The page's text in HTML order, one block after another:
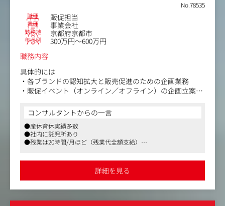
No.78535
職種 販促担当
業種 事業会社
勤務地 京都府京都市
年収例
300万円～600万円
職務内容
具体的には
・各ブランドの認知拡大と販売促進のための企画業務
・販促イベント（オンライン／オフライン）の企画立案、
・プロモーションツールやWebコンテンツの制作に際し
て、外部パートナーとの連携、ディレクション
・クリエイティブのクオリティチェック
・SNS（主にInstagram）の企画、情報発信
・ECサイト用画像編集など
デザインは外部パートナーに依頼しているため、企画とデ
ィレクションがメインになります（メニューなど簡単なも
コンサルタントからの一言
●産休育休実績多数
●社内に託児所あり
●残業は20時間/月ほど（残業代全額支給）
詳細を見る